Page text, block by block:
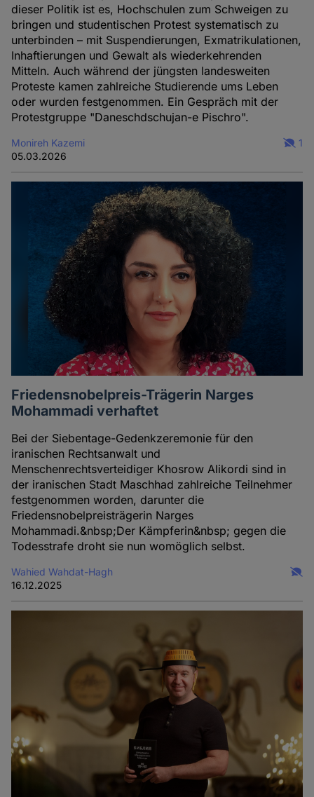
dieser Politik ist es, Hochschulen zum Schweigen zu
bringen und studentischen Protest systematisch zu
unterbinden – mit Suspendierungen, Exmatrikulationen,
Inhaftierungen und Gewalt als wiederkehrenden
Mitteln. Auch während der jüngsten landesweiten
Proteste kamen zahlreiche Studierende ums Leben
oder wurden festgenommen. Ein Gespräch mit der
Protestgruppe "Daneschdschujan-e Pischro".
Monireh Kazemi
05.03.2026
1
Friedensnobelpreis-Trägerin Narges
Mohammadi verhaftet
Bei der Siebentage-Gedenkzeremonie für den
iranischen Rechtsanwalt und
Menschenrechtsverteidiger Khosrow Alikordi sind in
der iranischen Stadt Maschhad zahlreiche Teilnehmer
festgenommen worden, darunter die
Friedensnobelpreisträgerin Narges
Mohammadi.&nbsp;Der Kämpferin&nbsp; gegen die
Todesstrafe droht sie nun womöglich selbst.
Wahied Wahdat-Hagh
16.12.2025